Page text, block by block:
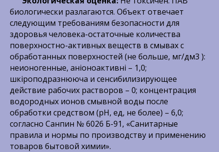
биологически разлагаются. Объект отвечает
следующим требованиям безопасности для
здоровья человека-остаточные количества
поверхностно-активных веществ в смывах с
обработанных поверхностей (не больше, мг/дм3 ):
неионогенные, аніоноактивні – 1,0;
шкіроподразнююча и сенсибилизирующее
действие рабочих растворов – 0; концентрация
водородных ионов смывной воды после
обработки средством (рН, ед, не более) – 6,0;
согласно Санпин № 6026 Б-91, «Санитарные
правила и нормы по производству и применению
товаров бытовой химии».